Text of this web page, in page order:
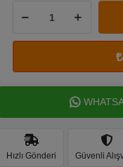
Hızlı Gönderi Güvenli